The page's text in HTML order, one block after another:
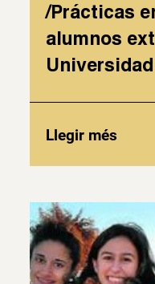
/Prácticas
alumnos
Llegir més